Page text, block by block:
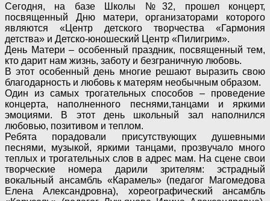
Сегодня, на базе Школы №32, прошел концерт,
посвященный Дню матери, организаторами которого
являются «Центр детского творчества «Гармония
детства» и Детско-юношеский Центр «Пилигрим».
День Матери – особенный праздник, посвященный тем,
кто дарит нам жизнь, заботу и безграничную любовь.
В этот особенный день многие решают выразить свою
благодарность и любовь к матерям необычным образом.
Один из самых трогательных способов – проведение
концерта, наполненного песнями,танцами и яркими
эмоциями. В этот день школьный зал наполнился
любовью, позитивом и теплом.
Ребята порадовали присутствующих душевными
песнями, музыкой, яркими танцами, прозвучало много
теплых и трогательных слов в адрес мам. На сцене свои
творческие номера дарили зрителям: эстрадный
вокальный ансамбль «Карамель» (педагог Магомедова
Елена Александровна), хореографический ансамбль